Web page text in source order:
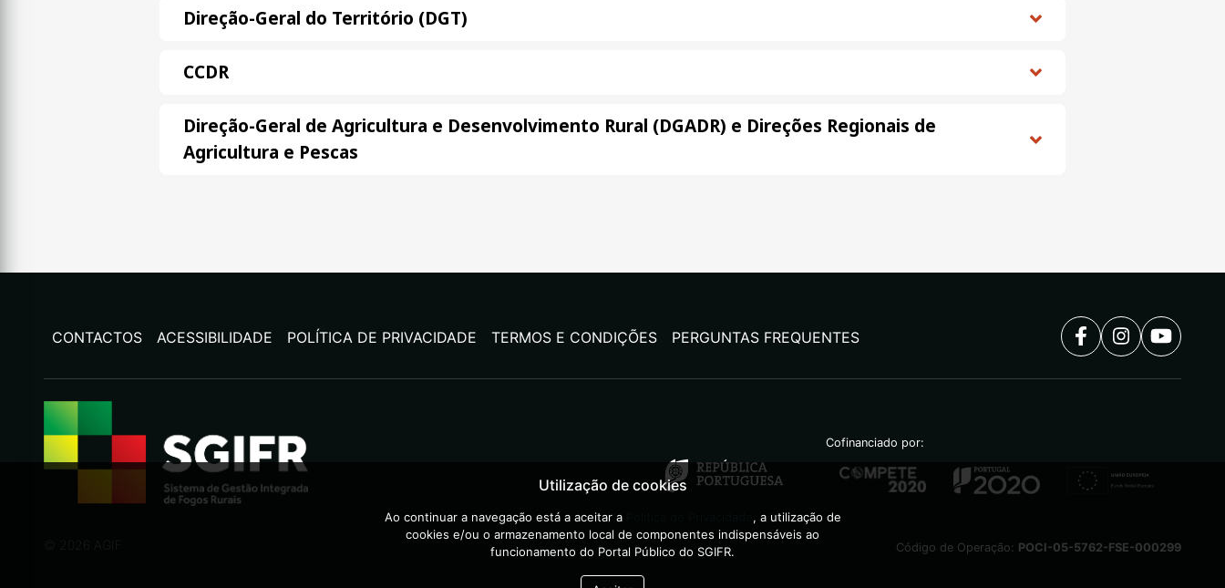
Direção-Geral do Território (DGT)
CCDR
Direção-Geral de Agricultura e Desenvolvimento Rural (DGADR) e Direções Regionais de
Agricultura e Pescas
CONTACTOS ACESSIBILIDADE POLÍTICA DE PRIVACIDADE TERMOS E CONDIÇÕES PERGUNTAS FREQUENTES
Cofinanciado por:
2026 AGIF Código de Operação: POCI-05-5762-FSE-000299
Utilização de cookies
Ao continuar a navegação está a aceitar a
, a utilização de
cookies e/ou o armazenamento local de componentes indispensáveis ao
funcionamento do Portal Público do SGIFR.